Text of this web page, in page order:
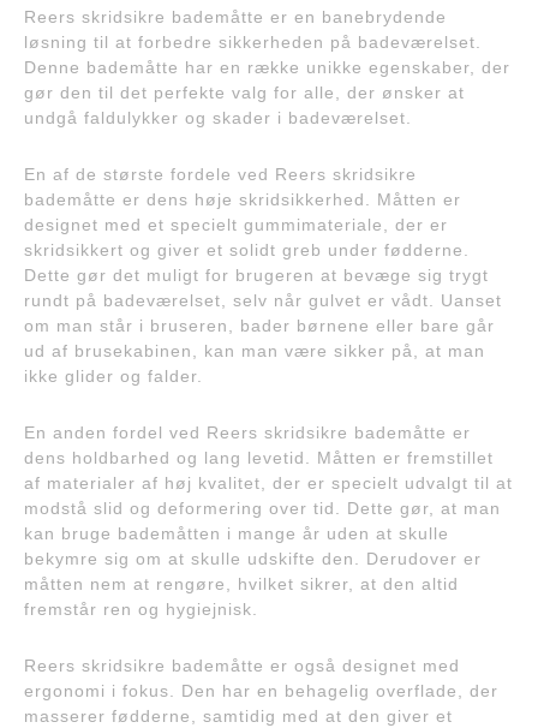
Reers skridsikre bademåtte er en banebrydende
løsning til at forbedre sikkerheden på badeværelset.
Denne bademåtte har en række unikke egenskaber, der
gør den til det perfekte valg for alle, der ønsker at
undgå faldulykker og skader i badeværelset.
En af de største fordele ved Reers skridsikre
bademåtte er dens høje skridsikkerhed. Måtten er
designet med et specielt gummimateriale, der er
skridsikkert og giver et solidt greb under fødderne.
Dette gør det muligt for brugeren at bevæge sig trygt
rundt på badeværelset, selv når gulvet er vådt. Uanset
om man står i bruseren, bader børnene eller bare går
ud af brusekabinen, kan man være sikker på, at man
ikke glider og falder.
En anden fordel ved Reers skridsikre bademåtte er
dens holdbarhed og lang levetid. Måtten er fremstillet
af materialer af høj kvalitet, der er specielt udvalgt til at
modstå slid og deformering over tid. Dette gør, at man
kan bruge bademåtten i mange år uden at skulle
bekymre sig om at skulle udskifte den. Derudover er
måtten nem at rengøre, hvilket sikrer, at den altid
fremstår ren og hygiejnisk.
Reers skridsikre bademåtte er også designet med
ergonomi i fokus. Den har en behagelig overflade, der
masserer fødderne, samtidig med at den giver et